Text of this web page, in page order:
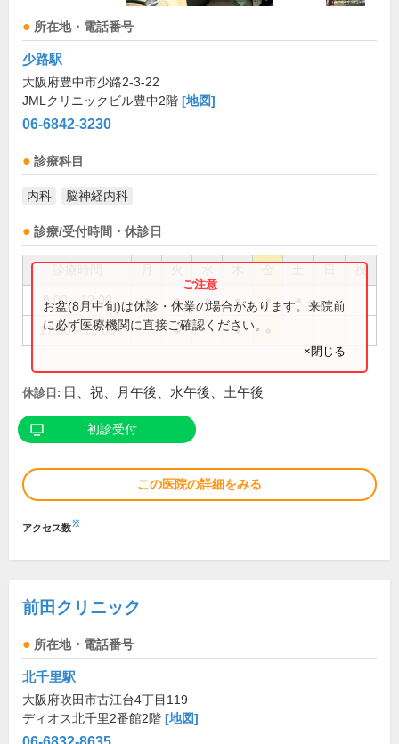
所在地・電話番号
少路駅
大阪府豊中市少路2-3-22
JMLクリニックビル豊中2階 [地図]
06-6842-3230
診療科目
内科 脳神経内科
診療/受付時間・休診日
祝
9:00～12:00 ● ● ● ● ●
17:00～19:00 ● ●
お盆(8月中旬)は休診・休業の場合があります。来院前
に必ず医療機関に直接ご確認ください。
×閉じる
休診日: 日、祝、月午後、水午後、土午後
初診受付
この医院の詳細をみる
アクセス数※
前田クリニック
所在地・電話番号
北千里駅
大阪府吹田市古江台4丁目119
ディオス北千里2番館2階 [地図]